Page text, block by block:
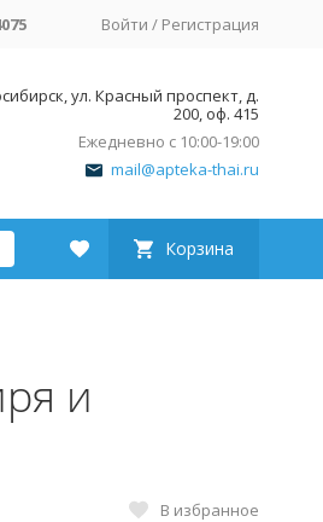
Войти / Регистрация
ул. Красный проспект, д.
200, оф. 415
Ежедневно с 10:00-19:00
mail@apteka-thai.ru
Корзина
и
В избранное